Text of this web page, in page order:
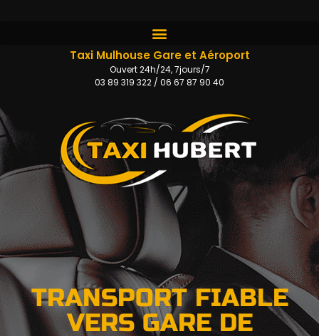
Taxi Mulhouse Gare et Aéroport
Ouvert 24h/24, 7jours/7
03 89 319 322 / 06 67 87 90 40
TRANSPORT FIABLE
VERS GARE DE